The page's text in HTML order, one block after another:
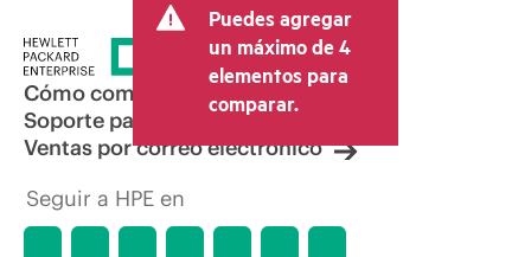
otros conceptos, como los impuestos a
la venta, el IVA y el envío. El precio de la
transacción que establece el distribuidor
puede variar con respecto a otros
distribuidores y al precio indicativo
mostrado. El precio indicativo puede
incluir ofertas promocionales por tiempo
hacer ajustes de precios en cualquier
momento por motivos que incluyen, a
Puedes agregar
un máximo de 4
elementos para
comparar.
Cómo comprar
Soporte para productos
Ventas por correo electrónico
Seguir a HPE en